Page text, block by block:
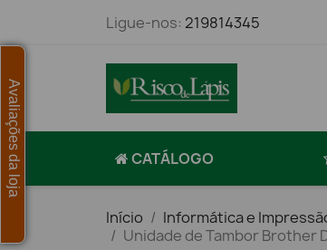
Ligue-nos: 219814345
CATÁLOGO
Início Informática e
Unidade de Tambor Brother
Avaliações da loja